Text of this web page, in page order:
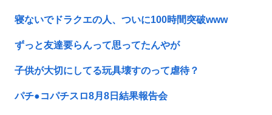
寝ないでドラクエの人、ついに100時間突破www
ずっと友達要らんって思ってたんやが
子供が大切にしてる玩具壊すのって虐待？
パチ●コパチスロ8月8日結果報告会